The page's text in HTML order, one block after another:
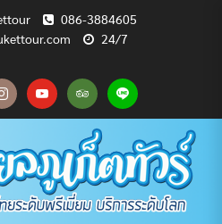
086-3884605
24/7
CHECKOUT
MY
ACCOUNT
SAMPLE
PAGE
ทัวร์
ทั้งหมด
บทความ
ท่อง
เที่ยว
ยินดี
ต้อนรับ
สู่
PHUKET
TOUR
เกี่ยว
กับ
เรา
แพ็คเกจ
ทัวร์
ทั้งหมด